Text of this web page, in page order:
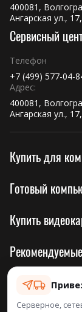
400081,
Ангарская ул.,
Сервисный
Телефон
+7 (499) 577-04-
Адрес:
400081,
Ангарская ул.,
Купить для
Готовый
Купить
Правовая
Серверное,